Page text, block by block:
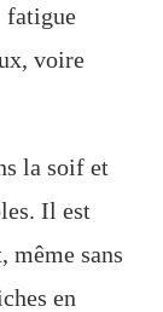
fatigue
voire
la soif et
Il est
même sans
en